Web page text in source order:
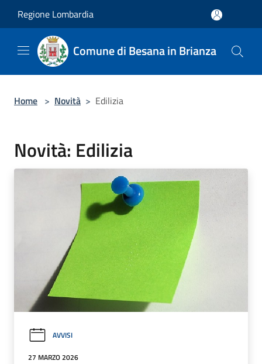
Regione Lombardia
Comune di Besana in Brianza
Home > Novità > Edilizia
Novità: Edilizia
AVVISI
27 MARZO 2026